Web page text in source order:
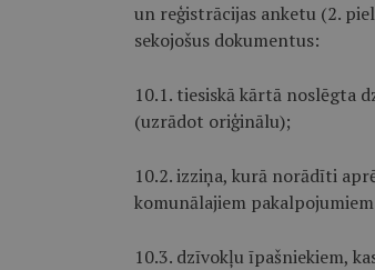
un reģistrācijas anketu (2.
sekojošus dokumentus:
10.1. tiesiskā kārtā noslēgta
(uzrādot oriģinālu);
10.2. izziņa, kurā norādīti
komunālajiem
10.3. dzīvokļu īpašniekiem,